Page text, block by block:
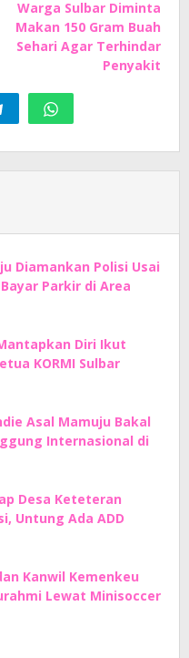
Warga Sulbar Diminta
Makan 150 Gram Buah
Sehari Agar Terhindar
Penyakit
Diamankan Polisi Usai
Parkir di Area
Diri Ikut
KORMI Sulbar
Asal Mamuju Bakal
Internasional di
Desa Keteteran
Untung Ada ADD
Kanwil Kemenkeu
Lewat Minisoccer